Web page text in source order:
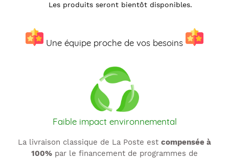
c
t
:
Les produits seront bientôt disponibles.
Une équipe proche de vos besoins
Faible impact environnemental
La livraison classique de La Poste est compensée à
100% par le financement de programmes de